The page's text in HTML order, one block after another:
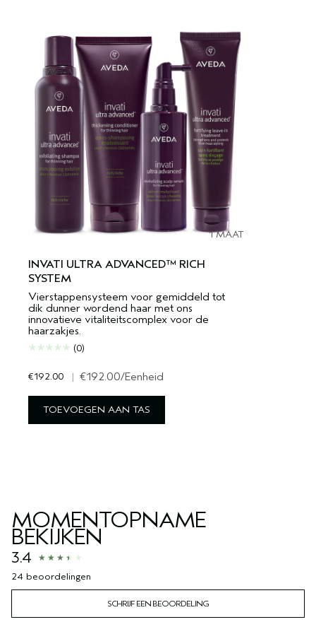
1 MAAT
INVATI ULTRA ADVANCED™ RICH
SYSTEM
Vierstappensysteem voor gemiddeld tot
dik dunner wordend haar met ons
innovatieve vitaliteitscomplex voor de
haarzakjes.
(0)
€192.00 | €192.00/Eenheid
TOEVOEGEN AAN TAS
MOMENTOPNAME
BEKIJKEN
3.4
24 beoordelingen
SCHRIJF EEN BEOORDELING